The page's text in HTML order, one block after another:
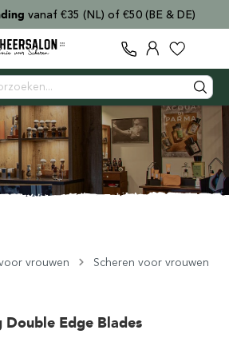
Voor15:00besteld, direct verzonden
vrouwen
Scheren voor vrouwen
Edge Blades